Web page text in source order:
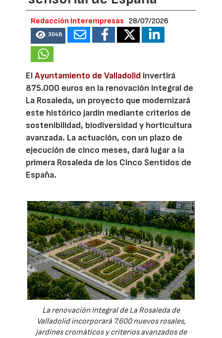
Redacción Interempresas 28/07/2026
3048
ElAyuntamiento de Valladolid invertirá
875.000 euros en la renovación integral de
La Rosaleda, un proyecto que modernizará
este histórico jardín mediante criterios de
sostenibilidad, biodiversidad y horticultura
avanzada. La actuación, con un plazo de
ejecución de cinco meses, dará lugar a la
primera Rosaleda de los Cinco Sentidos de
España.
La renovación integral de La Rosaleda de
Valladolid incorporará 7.600 nuevos rosales,
jardines cromáticos y criterios avanzados de